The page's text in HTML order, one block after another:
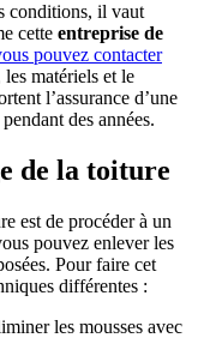
conditions, il vaut
cette entreprise de
pouvez contacter
matériels et le
l’assurance d’une
des années.
de la toiture
est de procéder à un
pouvez enlever les
Pour faire cet
différentes :
les mousses avec